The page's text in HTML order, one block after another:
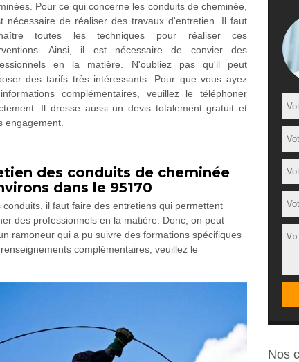
Pour ce qui concerne les conduits de cheminée,
nécessaire de réaliser des travaux d'entretien. Il faut
toutes les techniques pour réaliser ces
Ainsi, il est nécessaire de convier des
en la matière. N'oubliez pas qu'il peut
des tarifs très intéressants. Pour que vous ayez
complémentaires, veuillez le téléphoner
Il dresse aussi un devis totalement gratuit et
engagement.
des conduits de cheminée
dans le 95170
il faut faire des entretiens qui permettent
des professionnels en la matière. Donc, on peut
ramoneur qui a pu suivre des formations spécifiques
complémentaires, veuillez le
Nos